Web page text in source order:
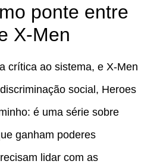
ponte entre
X-Men
crítica ao sistema, e X-Men
social, Heroes
é uma série sobre
ganham poderes
lidar com as